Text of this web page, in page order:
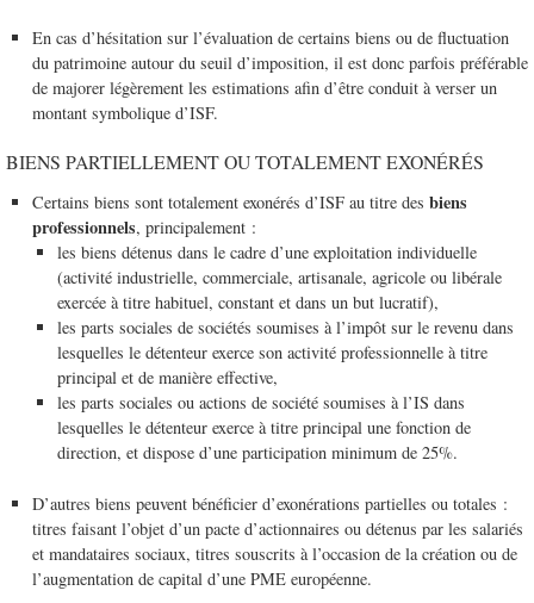
En cas d’hésitation sur l’évaluation de certains biens ou de fluctuation
du patrimoine autour du seuil d’imposition, il est donc parfois préférable
de majorer légèrement les estimations afin d’être conduit à verser un
montant symbolique d’ISF.
BIENS PARTIELLEMENT OU TOTALEMENT EXONÉRÉS
Certains biens sont totalement exonérés d’ISF au titre des biens
professionnels, principalement :
les biens détenus dans le cadre d’une exploitation individuelle
(activité industrielle, commerciale, artisanale, agricole ou libérale
exercée à titre habituel, constant et dans un but lucratif),
les parts sociales de sociétés soumises à l’impôt sur le revenu dans
lesquelles le détenteur exerce son activité professionnelle à titre
principal et de manière effective,
les parts sociales ou actions de société soumises à l’IS dans
lesquelles le détenteur exerce à titre principal une fonction de
direction, et dispose d’une participation minimum de 25%.
D’autres biens peuvent bénéficier d’exonérations partielles ou totales :
titres faisant l’objet d’un pacte d’actionnaires ou détenus par les salariés
et mandataires sociaux, titres souscrits à l’occasion de la création ou de
l’augmentation de capital d’une PME européenne.